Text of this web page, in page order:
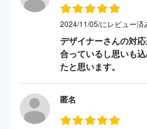
2024/11/05/にレビュー済
デザイナーさんの対
合っているし思いも
たと思います。
匿名